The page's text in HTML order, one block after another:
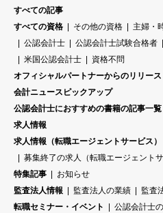
すべての記事
すべての資格
その他の資格
主婦・
公認会計士
公認会計士試験合格者
米国公認会計士
資格不問
オフィシャルパートナーからのリリース
会計ニュースピックアップ
公認会計士におすすめの書籍の記事一覧
求人情報
求人情報（転職エージェントサービス）
募集終了の求人（転職エージェントサ
特集記事
お知らせ
監査法人情報
監査法人の業績
監査
転職セミナー・イベント
公認会計士